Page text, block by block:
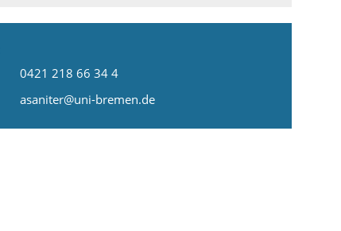
0421 218 66 34 4
asaniter@uni-bremen.de